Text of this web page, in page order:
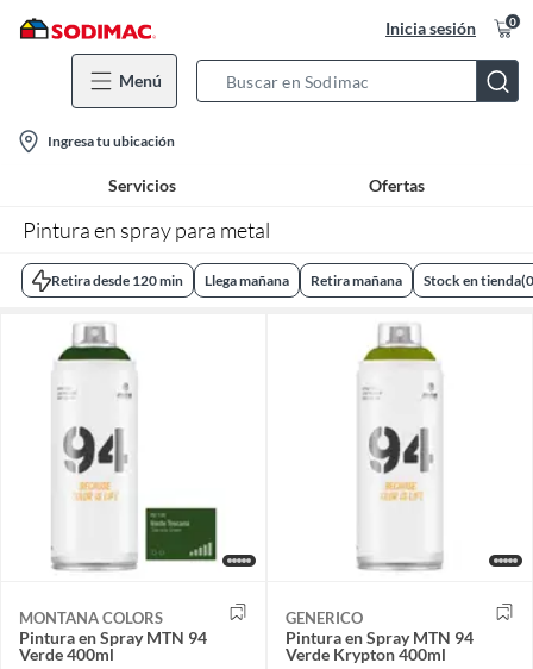
Inicia sesión 0
Menú
Bar
location-
icon
Ingresa tu ubicación
Servicios Ofertas
Pintura en spray para metal
Retira desde 120 min Llega mañana Retira mañana Stock en tienda(0
MONTANA COLORS
Pintura en Spray MTN 94
Verde 400ml
GENERICO
Pintura en Spray MTN 94
Verde Krypton 400ml